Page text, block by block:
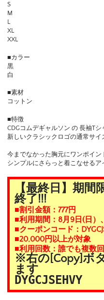
S
M
L
XL
XXL
■カラー
黒
白
■素材
コットン
■特徴
CDGコムデギャルソン の 長袖Tシ
新しいクラシックロゴの通常サイ
今までなかった胸元にワンポイン
シンプルにさらっと着こなせるア
【最終日】期間
終了!!!
■割引金額：777円
■利用期間：8月9日(日）
■クーポンコード：
■20,000円以上が対象
■利用回数：誰でも複数
※右の[Copy]ボ
ます
DYGCJSEHVY